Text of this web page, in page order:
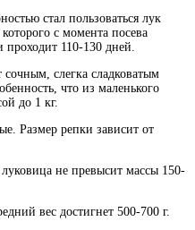
стал пользоваться лук
с момента посева
110-130 дней.
слегка сладковатым
что из маленького
до 1 кг.
Размер репки зависит от
не превысит массы 150-
вес достигнет 500-700 г.